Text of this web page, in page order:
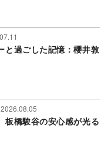
と過ごした記憶：櫻井敦
2026.08.05
板橋駿谷の安心感が光る